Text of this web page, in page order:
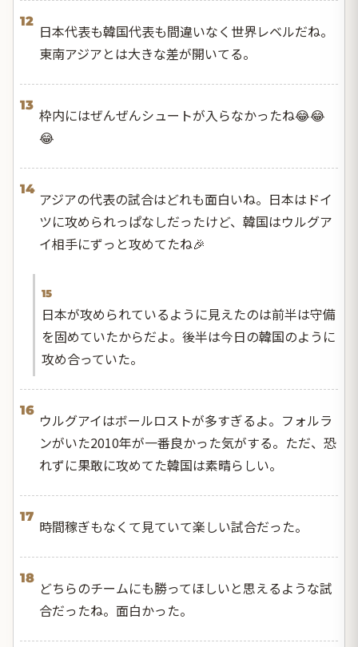
12
日本代表も韓国代表も間違いなく世界レベルだね。
東南アジアとは大きな差が開いてる。
13
枠内にはぜんぜんシュートが入らなかったね😂😂
😂
14
アジアの代表の試合はどれも面白いね。日本はドイ
ツに攻められっぱなしだったけど、韓国はウルグア
イ相手にずっと攻めてたね🎉
15
日本が攻められているように見えたのは前半は守備
を固めていたからだよ。後半は今日の韓国のように
攻め合っていた。
16
ウルグアイはボールロストが多すぎるよ。フォルラ
ンがいた2010年が一番良かった気がする。ただ、恐
れずに果敢に攻めてた韓国は素晴らしい。
17
時間稼ぎもなくて見ていて楽しい試合だった。
18
どちらのチームにも勝ってほしいと思えるような試
合だったね。面白かった。